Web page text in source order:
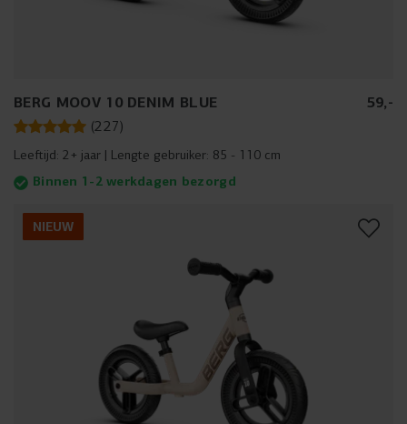
BERG MOOV 10 DENIM BLUE 59,-
(227)
Leeftijd: 2+ jaar Lengte gebruiker: 85 - 110 cm
Binnen 1-2 werkdagen bezorgd
NIEUW